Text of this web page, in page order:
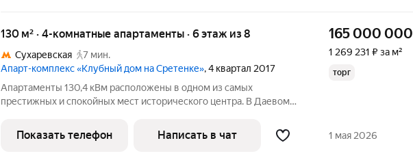
130 м² · 4-комнатные апартаменты · 6 этаж из 8
Сухаревская
7 мин.
Апарт-комплекс «Клубный дом на Сретенке», 4 квартал 2017
Апартаменты 130,4 кВм расположены в одном из самых
престижных и спокойных мест исторического центра. В Даевом
гарантирует вам тишину загородного поместья в самом сердце
столицы. Клубный формат
165 000 000
1 269 231 ₽ за м²
торг
Показать телефон Написать в чат 1 мая 2026